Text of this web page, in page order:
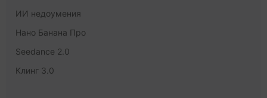
ИИ недоумения
Нано Банана Про
Seedance 2.0
Клинг 3.0